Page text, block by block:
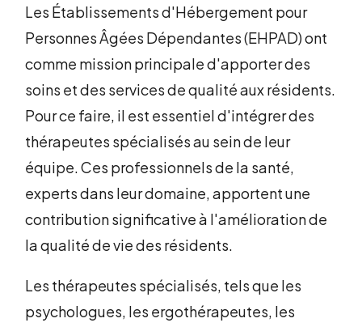
Les Établissements d'Hébergement pour
Personnes Âgées Dépendantes (EHPAD) ont
comme mission principale d'apporter des
soins et des services de qualité aux résidents.
Pour ce faire, il est essentiel d'intégrer des
thérapeutes spécialisés au sein de leur
équipe. Ces professionnels de la santé,
experts dans leur domaine, apportent une
contribution significative à l'amélioration de
la qualité de vie des résidents.
Les thérapeutes spécialisés, tels que les
psychologues, les ergothérapeutes, les